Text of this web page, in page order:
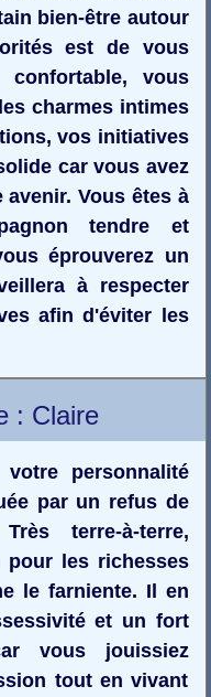
bien-être autour
est de vous
vous
charmes intimes
vos initiatives
car vous avez
Vous êtes à
tendre et
éprouverez un
à respecter
afin d'éviter les
: Claire
personnalité
par un refus de
terre-à-terre,
pour les richesses
le farniente. Il en
et un fort
vous jouissiez
tout en vivant